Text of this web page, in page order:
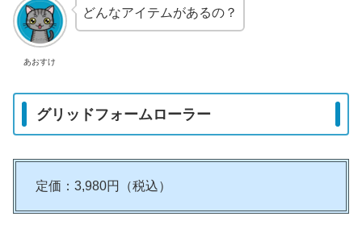
あおすけ
どんなアイテムがあるの？
グリッドフォームローラー
定価：3,980円（税込）